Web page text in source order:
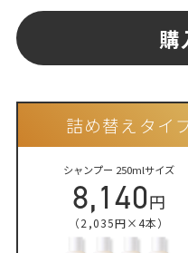
購
詰め替えタイ
シャンプー 250mlサイズ
8,140円
（2,035円×4本）